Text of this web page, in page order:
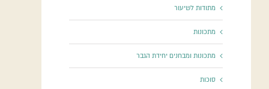
מתודות לשיעור
מתכונות
מתכונות ומבחנים יחידת הגבר
סוכות